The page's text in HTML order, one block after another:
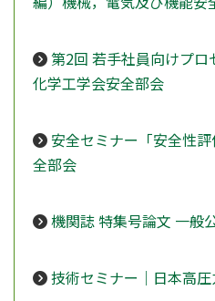
第2回 若手社員向けプロ
化学工学会安全部会
安全セミナー「安全性
全部会
機関誌 特集号論文 一般
技術セミナー｜日本高